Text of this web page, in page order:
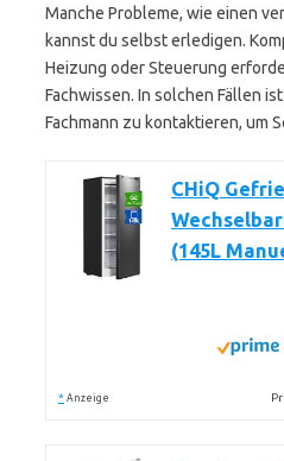
Manche Probleme, wie einen
kannst du selbst erledigen.
Heizung oder Steuerung
Fachwissen. In solchen Fällen
Fachmann zu kontaktieren, um
CHiQ
(145L
* Anzeige